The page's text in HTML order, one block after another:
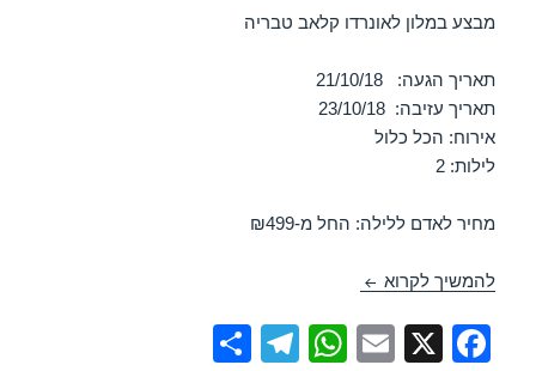
מבצע במלון לאונרדו קלאב טבריה
תאריך הגעה: 21/10/18
תאריך עזיבה: 23/10/18
אירוח: הכל כלול
לילות: 2
מחיר לאדם ללילה: החל מ-₪499
להמשיך לקרוא חופשה במלון לאונרדו קלאב טבריה 21/10/2018
F
X
E
W
T